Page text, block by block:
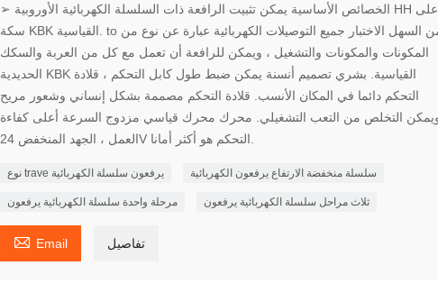
➢ الخصائص الأساسية يمكن تثبيت الرافعة ذات السلسلة الكهربائية الأوروبية HH على
سكة KBK القياسية. to من السهل الاختبار جميع التوصيلات الكهربائية عبارة عن نوع من
المكونات والمكونات والتشغيل ، ويمكن للرافعة أن تعمل مع كل من العربة والسكك
الحديدية KBK القياسية. بشري تصميم أنسنة يمكن ضبط طول كابل التحكم ، قلادة
التحكم دائما في المكان الأنسب. قلادة التحكم مصممة بشكل إنساني وشعور مريح
التخلص من التعب التشغيلي. محرك محرك قياسي مزدوج السرعة أعلى كفاءة
نوع trave يرفعون سلسلة الكهربائية سلسلة منخفضة الارتفاع يرفعون الكهربائية
مرحلة واحدة سلسلة الكهربائية يرفعون ثلاث مراحل سلسلة الكهربائية يرفعون
 Email تفاصيل